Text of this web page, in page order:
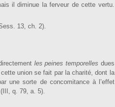
il diminue la ferveur de cette vertu.
13, ch. 2).
les peines temporelles dues
union se fait par la charité, dont la
une sorte de con­comitance à l’effet
q. 79, a. 5).